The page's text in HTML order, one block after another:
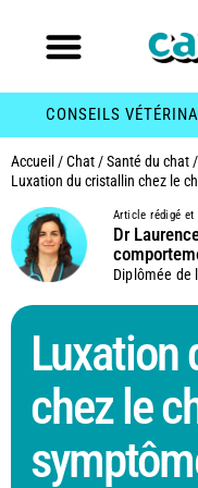
CONSEILS
Accueil /Chat /Santé du chat /
Luxation du cristallin chez le
Article rédigé et
Dr
Diplômée de
Luxation
chez le